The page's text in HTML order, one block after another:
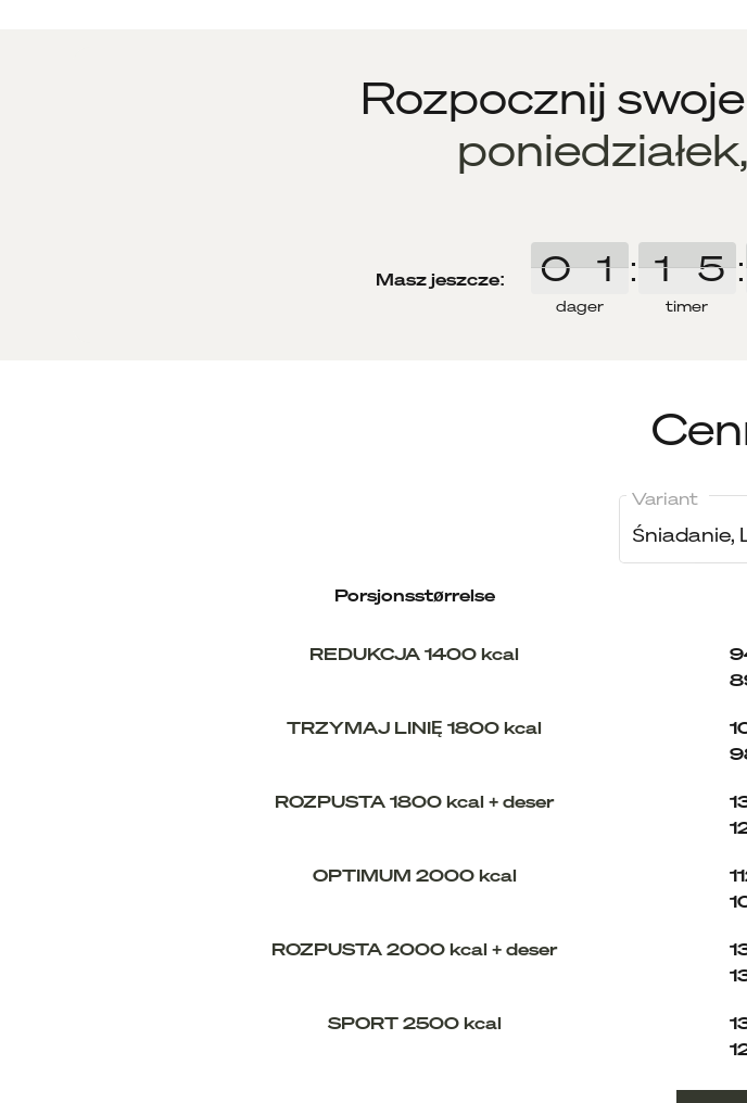
Rozpocznij
Masz jeszcze:
dager
0
0 1
1 :
timer
1
1 5
5 :
Variant
Porsjonsstørrelse
REDUKCJA 1400 kcal
TRZYMAJ LINIĘ 1800 kcal
ROZPUSTA 1800 kcal + deser
OPTIMUM 2000 kcal
ROZPUSTA 2000 kcal + deser
SPORT 2500 kcal